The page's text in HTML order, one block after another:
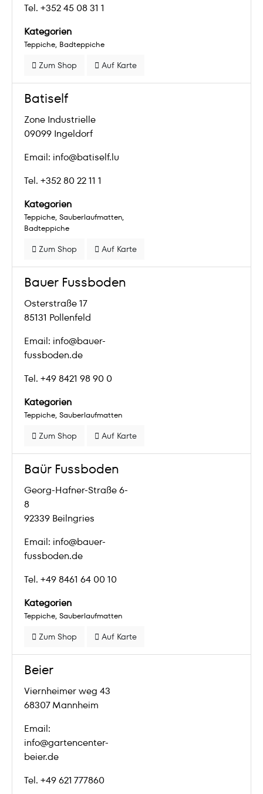
Tel. +352 45 08 31 1
Kategorien
Teppiche Badteppiche
Zum Shop Auf Karte
Batiself
Zone Industrielle
09099 Ingeldorf
Email: info@batiself.lu
Tel. +352 80 22 11 1
Kategorien
Teppiche Sauberlaufmatten
Badteppiche
Zum Shop Auf Karte
Bauer Fussboden
Osterstraße 17
85131 Pollenfeld
Email: info@bauer-
fussboden.de
Tel. +49 8421 98 90 0
Kategorien
Teppiche Sauberlaufmatten
Zum Shop Auf Karte
Baür Fussboden
Georg-Hafner-Straße 6-
8
92339 Beilngries
Email: info@bauer-
fussboden.de
Tel. +49 8461 64 00 10
Kategorien
Teppiche Sauberlaufmatten
Zum Shop Auf Karte
Beier
Viernheimer weg 43
68307 Mannheim
Email:
info@gartencenter-
beier.de
Tel. +49 621 777860